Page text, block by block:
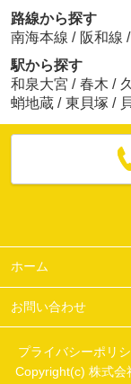
路線から探す
南海本線 / 阪和線 /
駅から探す
和泉大宮 / 春木 /
蛸地蔵 / 東貝塚 /
ホーム
お問い合わせ
プライバシーポリ
Copyright(c) 株式